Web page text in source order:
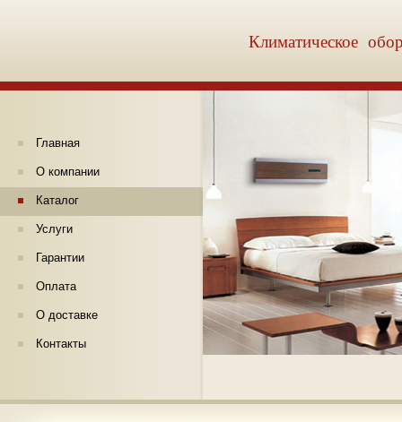
Климатическое
Главная
О компании
Каталог
Услуги
Гарантии
Оплата
О доставке
Контакты